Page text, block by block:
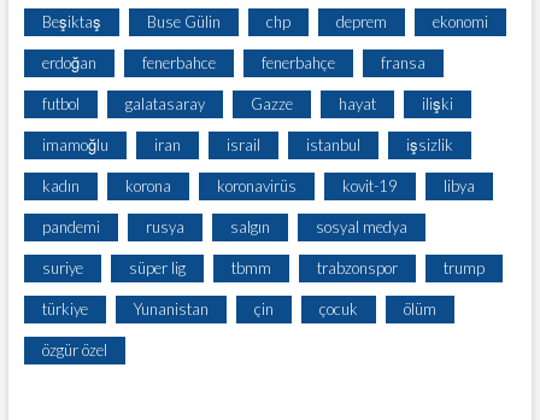
Beşiktaş Buse Gülin chp deprem ekonomi
erdoğan fenerbahce fenerbahçe fransa
futbol galatasaray Gazze hayat ilişki
imamoğlu iran israil istanbul işsizlik
kadın korona koronavirüs kovit-19 libya
pandemi rusya salgın sosyal medya
suriye süper lig tbmm trabzonspor trump
türkiye Yunanistan çin çocuk ölüm
özgür özel